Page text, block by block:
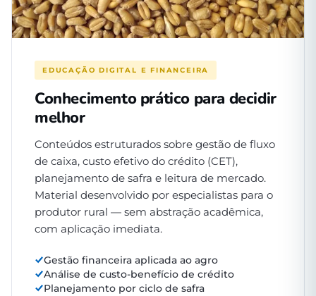
EDUCAÇÃO DIGITAL E FINANCEIRA
Conhecimento prático para decidir
melhor
Conteúdos estruturados sobre gestão de fluxo
de caixa, custo efetivo do crédito (CET),
planejamento de safra e leitura de mercado.
Material desenvolvido por especialistas para o
produtor rural — sem abstração acadêmica,
com aplicação imediata.
Gestão financeira aplicada ao agro
Análise de custo-benefício de crédito
Planejamento por ciclo de safra